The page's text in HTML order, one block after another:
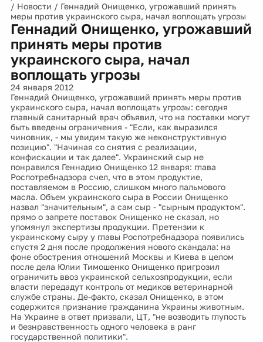
/ Новости / Геннадий Онищенко, угрожавший принять
меры против украинского сыра, начал воплощать угрозы
Геннадий Онищенко, угрожавший
принять меры против
украинского сыра, начал
воплощать угрозы
24 января 2012
Геннадий Онищенко, угрожавший принять меры против
украинского сыра, начал воплощать угрозы: сегодня
главный санитарный врач объявил, что на поставки могут
быть введены ограничения - "Если, как выразился
чиновник, - мы увидим такую же неконструктивную
позицию". "Начиная со снятия с реализации,
конфискации и так далее". Украинский сыр не
понравился Геннадию Онищенко 12 января: глава
Роспотребнадзора счел, что в этом продуктие,
поставляемом в Россию, слишком много пальмового
масла. Объем украинского сыра в России Онищенко
назвал "значительным", а сам сыр - "сырным продуктом".
прямо о запрете поставок Онищенко не сказал, но
упомянул экспертизы продукции. Претензии к
украинскому сыру у главы Роспотребнадзора появились
спустя 2 дня после продолжения нового скандала: на
фоне обострения отношений Москвы и Киева в целом
после дела Юлии Тимошенко Онищенко пригрозил
ограничить ввоз украинской сельхозпродукции, если
власти передадут контроль от медиков ветеринарной
службе страны. Де-факто, сказал Онищенко, в этом
содержится признание гражданина Украины животным.
На Украине в ответ призвали, ЦТ, "не возводить глупость
и безнравственность одного человека в ранг
государственной политики".